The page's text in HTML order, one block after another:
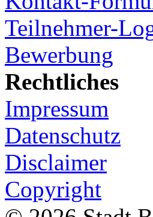
Teilnehmer-
Bewerbung
Rechtliches
Impressum
Datenschutz
Disclaimer
Copyright